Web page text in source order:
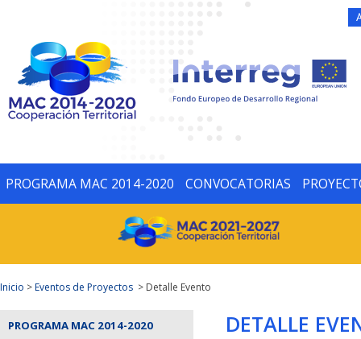
PROGRAMA MAC 2014-2020 CONVOCATORIAS
Inicio >Eventos de Proyectos > Detalle Evento
PROGRAMA MAC 2014-2020 DETALLE